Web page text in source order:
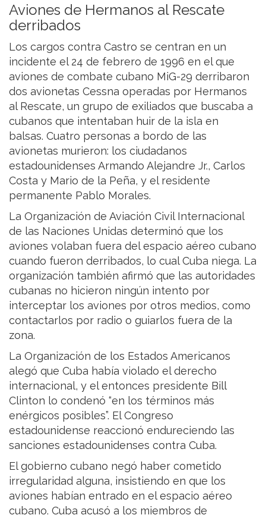
Aviones de Hermanos al Rescate
derribados
Los cargos contra Castro se centran en un
incidente el 24 de febrero de 1996 en el que
aviones de combate cubano MiG-29 derribaron
dos avionetas Cessna operadas por Hermanos
al Rescate, un grupo de exiliados que buscaba a
cubanos que intentaban huir de la isla en
balsas. Cuatro personas a bordo de las
avionetas murieron: los ciudadanos
estadounidenses Armando Alejandre Jr., Carlos
Costa y Mario de la Peña, y el residente
permanente Pablo Morales.
La Organización de Aviación Civil Internacional
de las Naciones Unidas determinó que los
aviones volaban fuera del espacio aéreo cubano
cuando fueron derribados, lo cual Cuba niega. La
organización también afirmó que las autoridades
cubanas no hicieron ningún intento por
interceptar los aviones por otros medios, como
contactarlos por radio o guiarlos fuera de la
zona.
La Organización de los Estados Americanos
alegó que Cuba había violado el derecho
internacional, y el entonces presidente Bill
Clinton lo condenó “en los términos más
enérgicos posibles”. El Congreso
estadounidense reaccionó endureciendo las
sanciones estadounidenses contra Cuba.
El gobierno cubano negó haber cometido
irregularidad alguna, insistiendo en que los
aviones habían entrado en el espacio aéreo
cubano. Cuba acusó a los miembros de